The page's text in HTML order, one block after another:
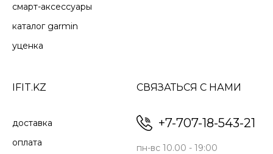
смарт-аксессуары
каталог garmin
уценка
IFIT.KZ
доставка
оплата
СВЯЗАТЬСЯ С НАМИ
+7-707-18-543-21
пн-вс 10.00 - 19:00